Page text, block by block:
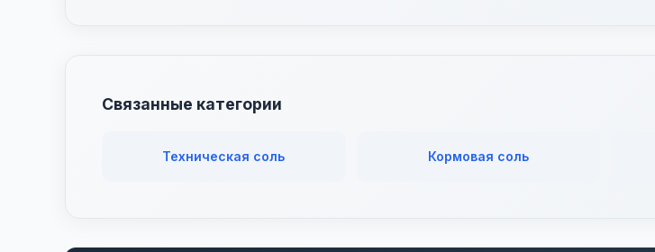
Связанные категории
Техническая соль Кормовая соль